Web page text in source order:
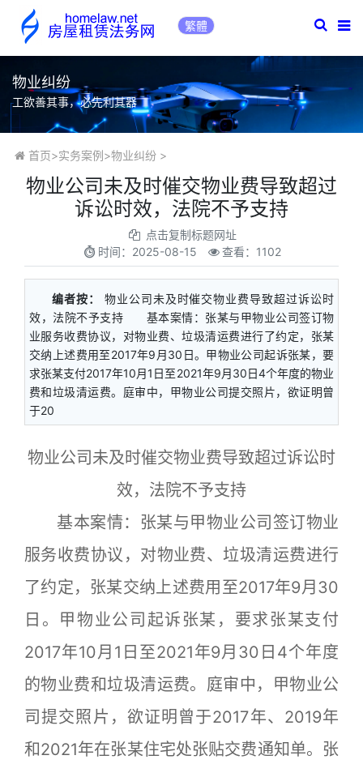
繁體
物业纠纷
工欲善其事，必先利其器
首页>实务案例 >物业纠纷>
​物业公司未及时催交物业费导致超过
诉讼时效，法院不予支持
点击复制标题网址
时间： 2025-08-15 查看：1102
编者按：
物业公司未及时催交物业费导致超过诉讼时
效，法院不予支持 基本案情：张某与甲物业公司签订物
业服务收费协议，对物业费、垃圾清运费进行了约定，张某
交纳上述费用至2017年9月30日。甲物业公司起诉张某，要
求张某支付2017年10月1日至2021年9月30日4个年度的物业
费和垃圾清运费。庭审中，甲物业公司提交照片，欲证明曾
于20
物业公司未及时催交物业费导致超过诉讼时
效，法院不予支持
基本案情：张某与甲物业公司签订物业
服务收费协议，对物业费、垃圾清运费进行
了约定，张某交纳上述费用至2017年9月30
日。甲物业公司起诉张某，要求张某支付
2017年10月1日至2021年9月30日4个年度
的物业费和垃圾清运费。庭审中，甲物业公
司提交照片，欲证明曾于2017年、2019年
和2021年在张某住宅处张贴交费通知单。张